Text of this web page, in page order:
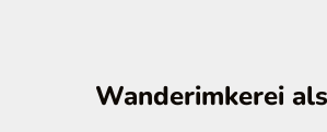
Wanderimkerei